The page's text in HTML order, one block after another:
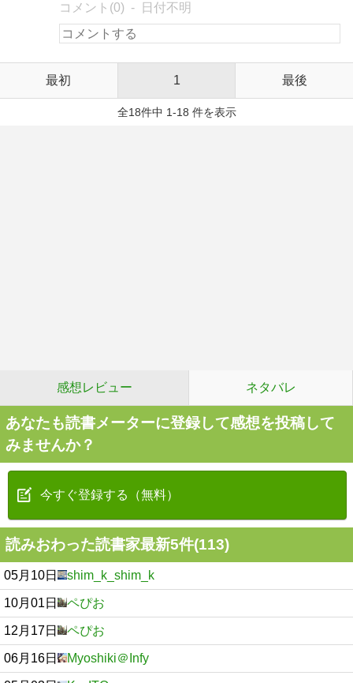
コメント(0) 日付不明
最初 1 最後
全18件中 1-18 件を表示
感想レビュー ネタバレ
あなたも読書メーターに登録して感想を投稿して
みませんか？
今すぐ登録する（無料）
読みおわった読書家最新5件(113)
05月10日 shim_k_shim_k
10月01日 ペぴお
12月17日 ペぴお
06月16日 Myoshiki＠Infy